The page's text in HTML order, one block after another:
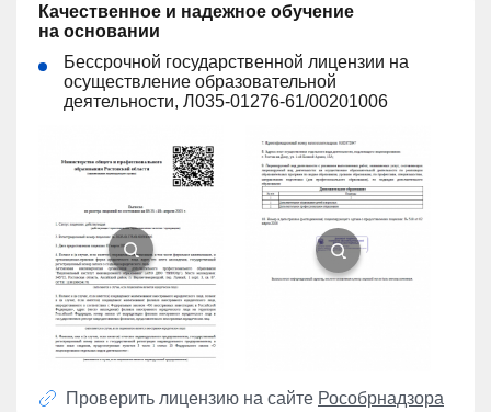
Качественное и надежное обучение
на основании
Бессрочной государственной лицензии на
осуществление образовательной
деятельности, Л035-01276-61/00201006
Проверить лицензию на сайте Рособрнадзора